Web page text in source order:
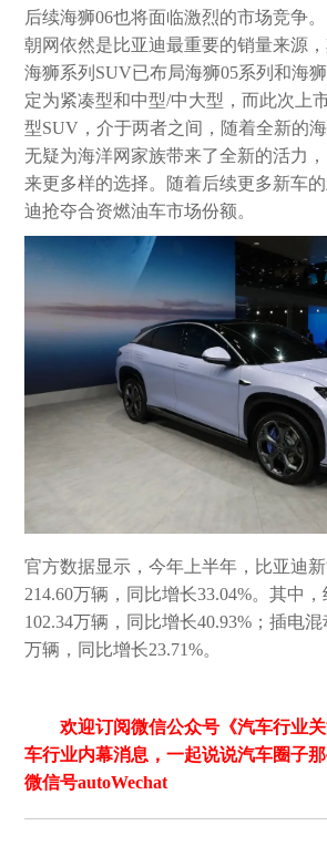
后续海狮06也将面临激烈的市场竞争
朝网依然是比亚迪最重要的销量来源
海狮系列SUV已布局海狮05系列和海
定为紧凑型和中型/中大型，而此次上
型SUV，介于两者之间，随着全新的海
无疑为海洋网家族带来了全新的活力
来更多样的选择。随着后续更多新车
迪抢夺合资燃油车市场份额。
官方数据显示，今年上半年，比亚迪
214.60万辆，同比增长33.04%。其中
102.34万辆，同比增长40.93%；插电
万辆，同比增长23.71%。
欢迎订阅微信公众号《汽车行业
车行业内幕消息，一起说说汽车圈子
微信号autoWechat